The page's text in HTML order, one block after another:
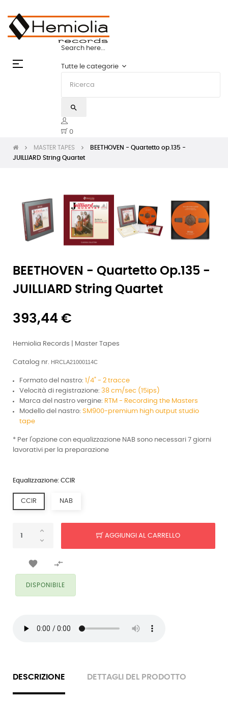
navigazione
☰
Search here...
Tutte le categorie keyboard_arrow_down
search
0
MASTER TAPES
BEETHOVEN - Quartetto op.135 -
JUILLIARD String Quartet
BEETHOVEN - Quartetto Op.135 -
JUILLIARD String Quartet
393,44 €
Hemiolia Records | Master Tapes
Catalog nr. HRCLA21000114C
Formato del nastro:
1/4" - 2 tracce
Velocità di registrazione: 38 cm/sec (15ips)
Marca del nastro vergine: RTM - Recording the Masters
Modello del nastro: SM900-premium high output studio
tape
* Per l'opzione con equalizzazione NAB sono necessari 7 giorni
lavorativi per la preparazione
Equalizzazione: CCIR
CCIR NAB
AGGIUNGI AL CARRELLO
 
DISPONIBILE
DESCRIZIONE DETTAGLI DEL PRODOTTO